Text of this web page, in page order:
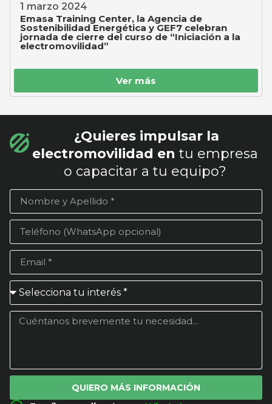
1 marzo 2024
Emasa Training Center, la Agencia de
Sostenibilidad Energética y GEF7 celebran
jornada de cierre del curso de “Iniciación a la
electromovilidad”
Ver más
¿Quieres impulsar la
electromovilidad en tu empresa
o capacitar a tu equipo?
QUIERO MÁS INFORMACIÓN